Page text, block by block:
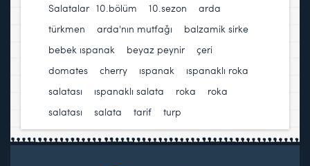
Salatalar 10.bölüm 10.sezon
arda
türkmen
arda'nın mutfağı balzamik sirke
bebek ıspanak
beyaz peynir
çeri
domates
cherry ıspanak
ıspanaklı roka
salatası
ıspanaklı salata roka
roka
salatası
salata tarif turp